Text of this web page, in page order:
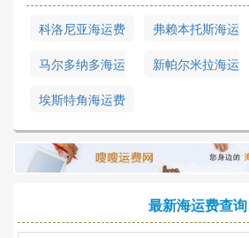
科洛尼亚海运费
弗赖本托斯海运
费
马尔多纳多海运
费
新帕尔米拉海运
埃斯特角海运费
最新海运费查询